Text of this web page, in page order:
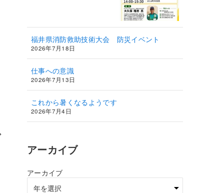
福井県消防救助技術大会 防災イベント
2026年7月18日
仕事への意識
2026年7月13日
これから暑くなるようです
2026年7月4日
アーカイブ
アーカイブ